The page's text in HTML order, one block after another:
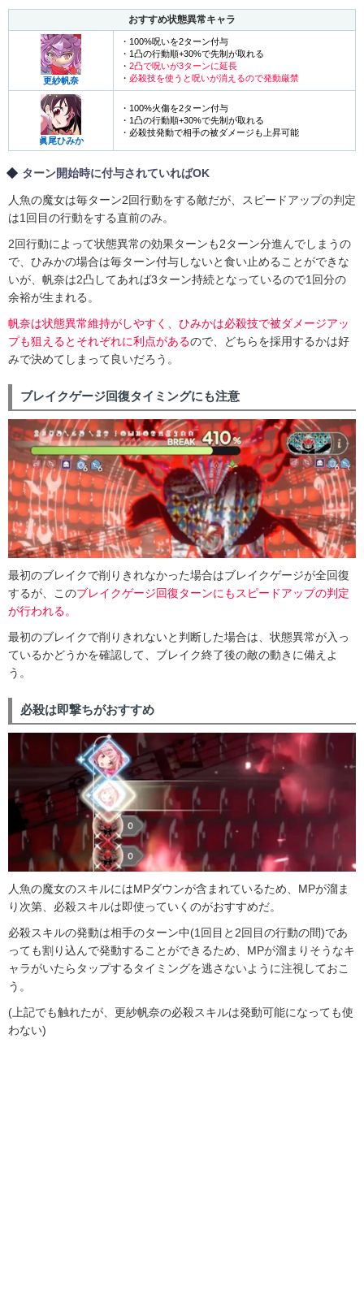
おすすめ状態異常キャラ
更紗帆奈
・100%呪いを2ターン付与
・1凸の行動順+30%で先制が取れる
・ 2凸で呪いが3ターンに延長
・ 必殺技を使うと呪いが消えるので発動厳禁
眞尾ひみか
・100%火傷を2ターン付与
・1凸の行動順+30%で先制が取れる
・必殺技発動で相手の被ダメージも上昇可能
ターン開始時に付与されていればOK
人魚の魔女は毎ターン2回行動をする敵だが、スピードアップの判定
は1回目の行動をする直前のみ。
2回行動によって状態異常の効果ターンも2ターン分進んでしまうの
で、ひみかの場合は毎ターン付与しないと食い止めることができな
いが、帆奈は2凸してあれば3ターン持続となっているので1回分の
余裕が生まれる。
帆奈は状態異常維持がしやすく、ひみかは必殺技で被ダメージアッ
プも狙えるとそれぞれに利点があるので、どちらを採用するかは好
みで決めてしまって良いだろう。
ブレイクゲージ回復タイミングにも注意
最初のブレイクで削りきれなかった場合はブレイクゲージが全回復
するが、このブレイクゲージ回復ターンにもスピードアップの判定
が行われる。
最初のブレイクで削りきれないと判断した場合は、状態異常が入っ
ているかどうかを確認して、ブレイク終了後の敵の動きに備えよ
う。
必殺は即撃ちがおすすめ
人魚の魔女のスキルにはMPダウンが含まれているため、MPが溜ま
り次第、必殺スキルは即使っていくのがおすすめだ。
必殺スキルの発動は相手のターン中(1回目と2回目の行動の間)であ
っても割り込んで発動することができるため、MPが溜まりそうなキ
ャラがいたらタップするタイミングを逃さないように注視しておこ
う。
(上記でも触れたが、更紗帆奈の必殺スキルは発動可能になっても使
わない)